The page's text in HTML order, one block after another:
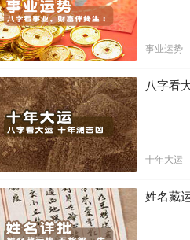
事业运势
八字看
十年大运
姓名藏